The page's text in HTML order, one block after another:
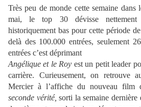
Très peu de monde cette semaine dans
mai, le top 30 dévisse
historiquement bas pour cette période
delà des 100.000 entrées, seulement
entrées c’est déprimant
Angélique et le Roy est un petit leader
carrière. Curieusement, on retrouve
Mercier à l’affiche du nouveau film
seconde vérité, sorti la semaine dernière